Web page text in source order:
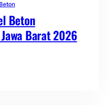
Beton
Barat 2026